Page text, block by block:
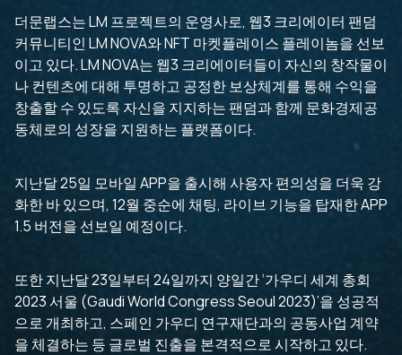
더문랩스는 LM 프로젝트의 운영사로, 웹3 크리에이터 팬덤
커뮤니티인 LM NOVA와 NFT 마켓플레이스 플레이놈을 선보
이고 있다. LM NOVA는 웹3 크리에이터들이 자신의 창작물이
나 컨텐츠에 대해 투명하고 공정한 보상체계를 통해 수익을
창출할 수 있도록 자신을 지지하는 팬덤과 함께 문화경제공
동체로의 성장을 지원하는 플랫폼이다.
지난달 25일 모바일 APP을 출시해 사용자 편의성을 더욱 강
화한 바 있으며, 12월 중순에 채팅, 라이브 기능을 탑재한 APP
1.5 버전을 선보일 예정이다.
또한 지난달 23일부터 24일까지 양일간 ‘가우디 세계 총회
2023 서울 (Gaudi World Congress Seoul 2023)’을 성공적
으로 개최하고, 스페인 가우디 연구재단과의 공동사업 계약
을 체결하는 등 글로벌 진출을 본격적으로 시작하고 있다.